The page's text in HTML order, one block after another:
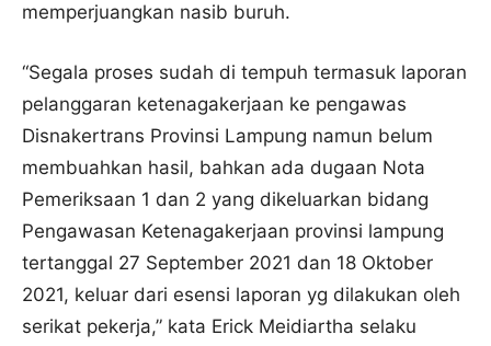
memperjuangkan nasib buruh.
“Segala proses sudah di tempuh termasuk laporan
pelanggaran ketenagakerjaan ke pengawas
Disnakertrans Provinsi Lampung namun belum
membuahkan hasil, bahkan ada dugaan Nota
Pemeriksaan 1 dan 2 yang dikeluarkan bidang
Pengawasan Ketenagakerjaan provinsi lampung
tertanggal 27 September 2021 dan 18 Oktober
2021, keluar dari esensi laporan yg dilakukan oleh
serikat pekerja,” kata Erick Meidiartha selaku